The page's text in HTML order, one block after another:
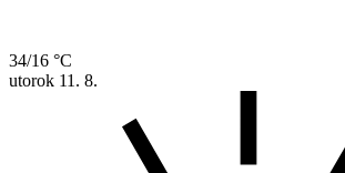
34/16 °C
utorok 11. 8.